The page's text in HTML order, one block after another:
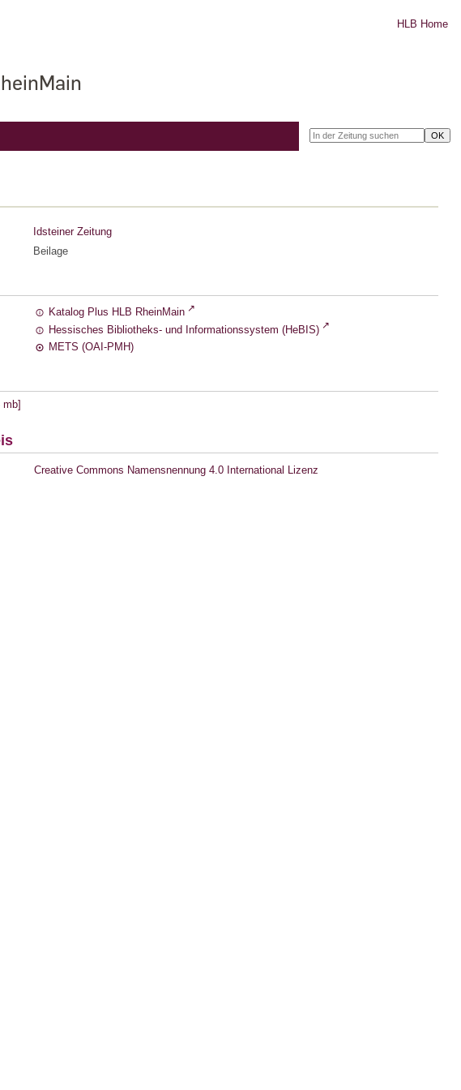
HLB Home
Idsteiner Zeitung
Beilage
Katalog Plus HLB RheinMain
Hessisches Bibliotheks- und Informationssystem (HeBIS)
METS (OAI-PMH)
mb]
Creative Commons Namensnennung 4.0 International Lizenz